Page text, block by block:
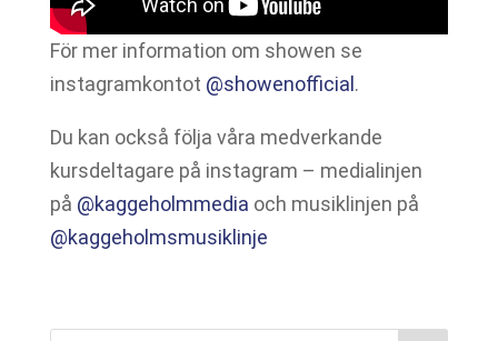
För mer information om showen se
instagramkontot @showenofficial.
Du kan också följa våra medverkande
kursdeltagare på instagram – medialinjen
på @kaggeholmmedia och musiklinjen på
@kaggeholmsmusiklinje